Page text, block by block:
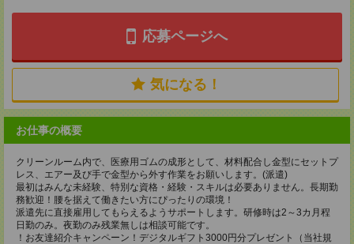
応募ページへ
気になる！
お仕事の概要
クリーンルーム内で、医療用ゴムの成形として、材料配合し金型にセットプ
レス、エアー及び手で金型から外す作業をお願いします。(派遣)
最初はみんな未経験、特別な資格・経験・スキルは必要ありません。長期勤
務歓迎！腰を据えて働きたい方にぴったりの環境！
派遣先に直接雇用してもらえるようサポートします。研修時は2～3カ月程
日勤のみ。夜勤のみ残業無しは相談可能です。
！お友達紹介キャンペーン！デジタルギフト3000円分プレゼント（当社規